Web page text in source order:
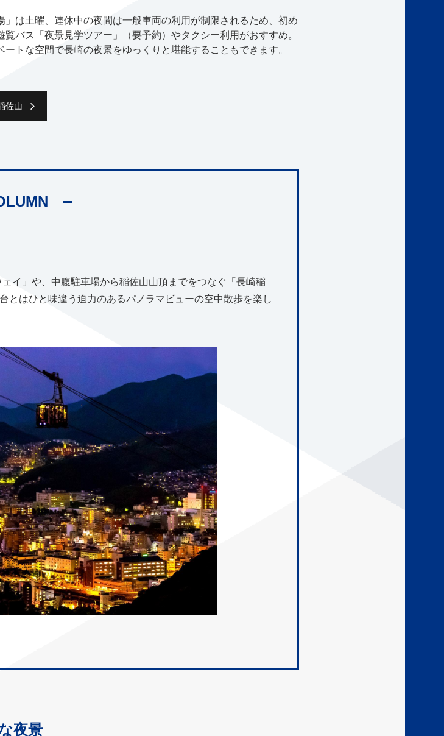
は土曜、連休中の夜間は一般車両の利用が制限されるため、初め
バス「夜景見学ツアー」（要予約）やタクシー利用がおすすめ。
トな空間で長崎の夜景をゆっくりと堪能することもできます。
佐山
イ」や、中腹駐車場から稲佐山山頂までをつなぐ「長崎稲
とはひと味違う迫力のあるパノラマビューの空中散歩を楽し
夜景